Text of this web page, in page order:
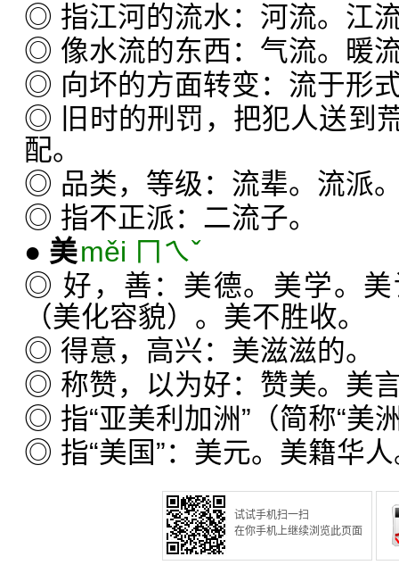
◎ 指江河的流水：河流。江
◎ 像水流的东西：气流。暖
◎ 向坏的方面转变：流于形
◎ 旧时的刑罚，把犯人送到
配。
◎ 品类，等级：流辈。流派
◎ 指不正派：二流子。
● 美měi ㄇㄟˇ
◎ 好，善：美德。美学。
（美化容貌）。美不胜收。
◎ 得意，高兴：美滋滋的。
◎ 称赞，以为好：赞美。美
◎ 指“亚美利加洲”（简称“美
◎ 指“美国”：美元。美籍华
试试手机扫一扫
在你手机上继续浏览此页面